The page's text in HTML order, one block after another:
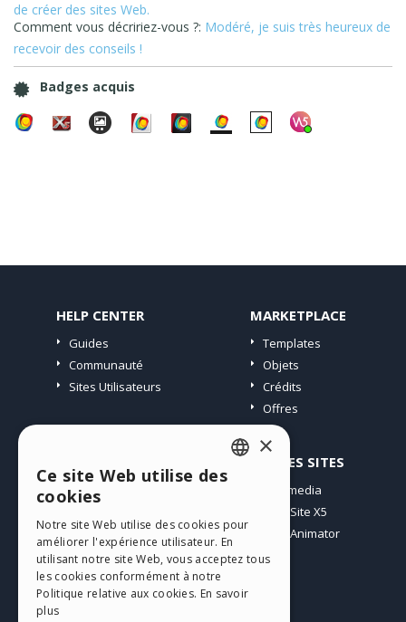
de créer des sites Web.
Comment vous décririez-vous ?: Modéré, je suis très heureux de
recevoir des conseils !
Badges acquis
HELP CENTER
Guides
Communauté
Sites Utilisateurs
MARKETPLACE
Templates
Objets
Crédits
Offres
Mes Messages
Télécharger
Espace Web
Mes Crédits
AUTRES SITES
Incomedia
WebSite X5
WebAnimator
ENGLISH
GERMAN
SPANISH
×
Ce site Web utilise des
cookies
Notre site Web utilise des cookies pour
améliorer l'expérience utilisateur. En
utilisant notre site Web, vous acceptez tous
les cookies conformément à notre
Politique relative aux cookies. En savoir
plus